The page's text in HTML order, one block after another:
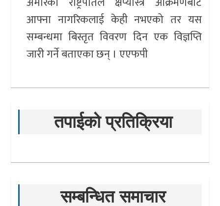
आफ्ना नागरिकलाई केही नभएको तर यस
सम्बन्धमा बिस्तृत विवरण दिन एक विज्ञप्ति
जारी गर्ने बताएका छन् । एएफपी
तपाईको प्रतिक्रिया
सम्बन्धित समाचार